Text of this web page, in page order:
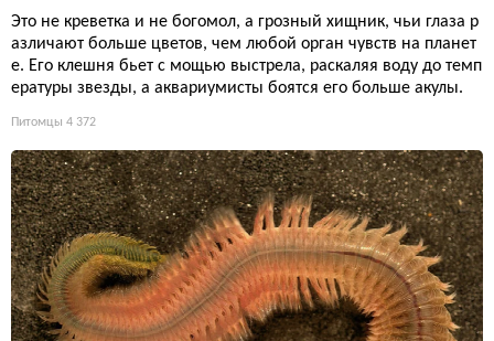
Это не креветка и не богомол, а грозный хищник, чьи глаза р
азличают больше цветов, чем любой орган чувств на планет
е. Его клешня бьет с мощью выстрела, раскаляя воду до темп
ературы звезды, а аквариумисты боятся его больше акулы.
Питомцы 4 372